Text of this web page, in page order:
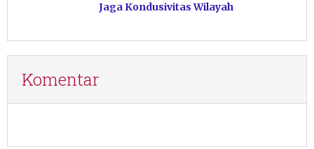
Jaga Kondusivitas Wilayah
Komentar